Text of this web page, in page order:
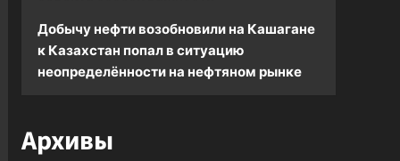
Добычу нефти возобновили на Кашагане
к Казахстан попал в ситуацию
неопределённости на нефтяном рынке
Архивы